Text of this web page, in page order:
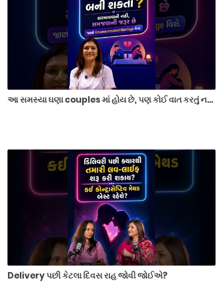
આ સમસ્યા ઘણા couples માં હોય છે, પણ કોઈ વાત કરતું નથી...
Delivery પછી કેટલા દિવસ રાહ જોવી જોઈએ?